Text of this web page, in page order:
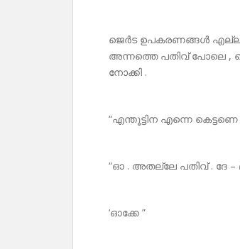
ജെർട ഉപകരണങ്ങൾ
അന്നത്തെ പതിവ് പോലെ ,
നോക്കി .
“എന്തൂട്ടിന എന്നെ കെട്ടണെ
“ഓ . അതല്ലേ പതിവ് . ദേ –
‘ഓക്കേ ”